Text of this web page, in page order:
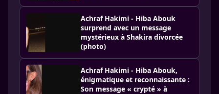
Achraf Hakimi - Hiba Abouk
surprend avec un message
mystérieux à Shakira divorcée
(photo)
Achraf Hakimi - Hiba Abouk,
énigmatique et reconnaissante :
Son message « crypté » à